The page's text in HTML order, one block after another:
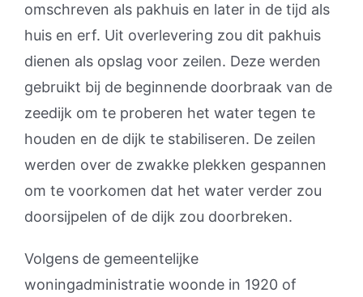
omschreven als pakhuis en later in de tijd als
huis en erf. Uit overlevering zou dit pakhuis
dienen als opslag voor zeilen. Deze werden
gebruikt bij de beginnende doorbraak van de
zeedijk om te proberen het water tegen te
houden en de dijk te stabiliseren. De zeilen
werden over de zwakke plekken gespannen
om te voorkomen dat het water verder zou
doorsijpelen of de dijk zou doorbreken.
Volgens de gemeentelijke
woningadministratie woonde in 1920 of